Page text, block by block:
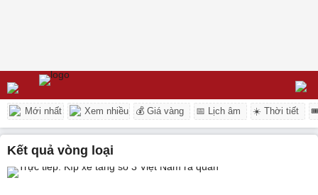
Mới nhất Xem nhiều 💰 Giá vàng 📅 Lịch âm ☀️ Thời tiết
kết quả vòng loại